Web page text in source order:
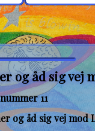
og åd sig vej
11
og åd sig vej mod